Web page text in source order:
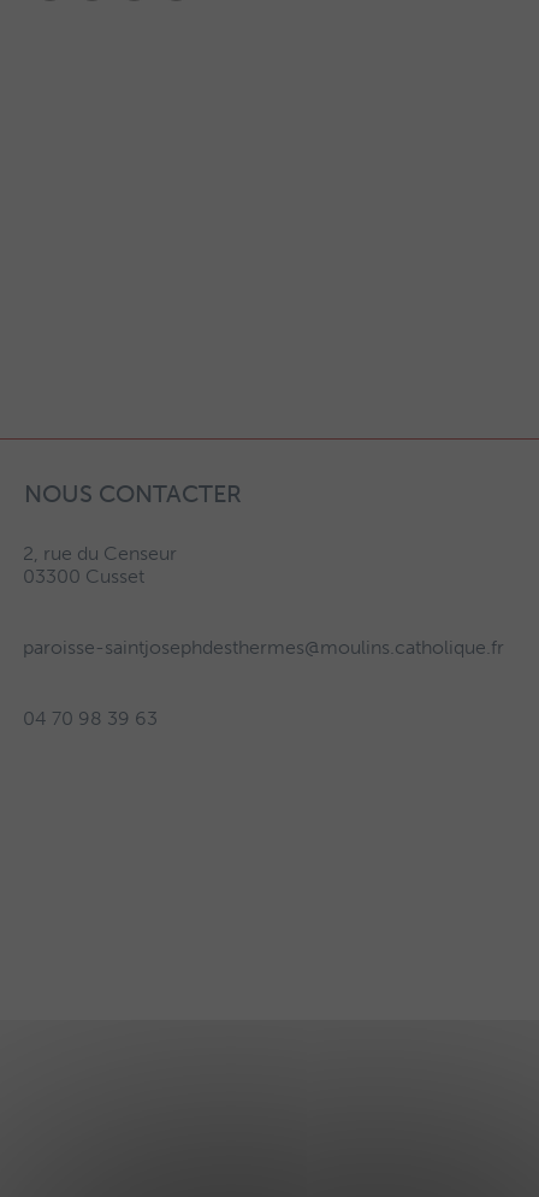
NOUS CONTACTER
2, rue du Censeur
03300 Cusset
paroisse-saintjosephdesthermes@moulins.catholique.fr
04 70 98 39 63